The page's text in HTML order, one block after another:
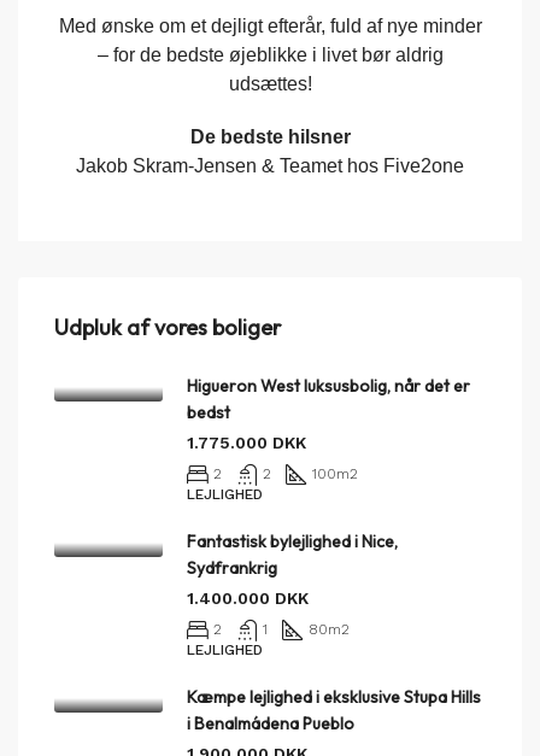
Med ønske om et dejligt efterår, fuld af nye minder
– for de bedste øjeblikke i livet bør aldrig
udsættes!
De bedste hilsner
Jakob Skram-Jensen & Teamet hos Five2one
Udpluk af vores boliger
Higueron West luksusbolig, når det er
bedst
1.775.000 DKK
2 2 100m2
LEJLIGHED
Fantastisk bylejlighed i Nice,
Sydfrankrig
1.400.000 DKK
2 1 80m2
LEJLIGHED
Kæmpe lejlighed i eksklusive Stupa Hills
i Benalmádena Pueblo